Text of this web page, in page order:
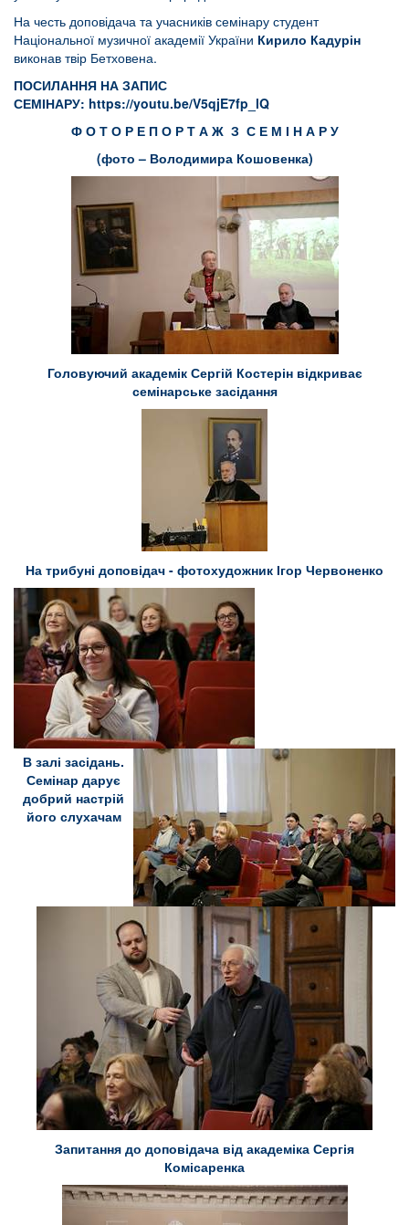
На честь доповідача та учасників семінару студент
Національної музичної академії України Кирило Кадурін
виконав твір Бетховена.
ПОСИЛАННЯ НА ЗАПИС
СЕМІНАРУ: https://youtu.be/V5qjE7fp_lQ
Ф О Т О Р Е П О Р Т А Ж З С Е М І Н А Р У
(фото – Володимира Кошовенка)
Головуючий академік Сергій Костерін відкриває
семінарське засідання
На трибуні доповідач - фотохудожник Ігор Червоненко
В залі засідань.
Семінар дарує
добрий настрій
його слухачам
Запитання до доповідача від академіка Сергія
Комісаренка